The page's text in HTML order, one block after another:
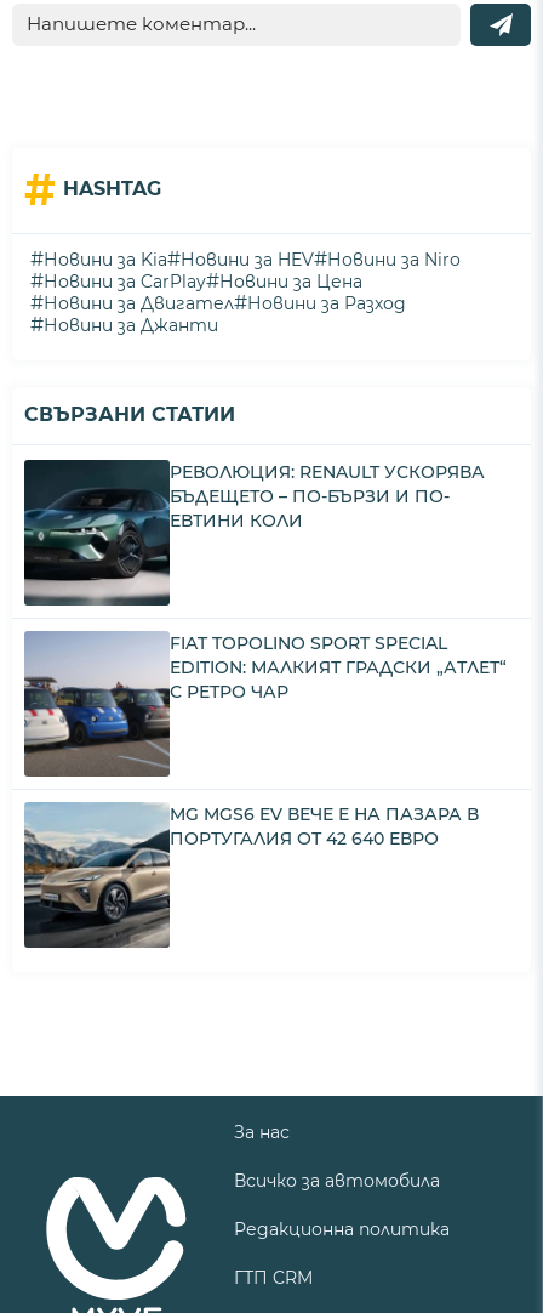
# HASHTAG
#Новини за Kia#Новини за HEV#Новини за Niro
#Новини за CarPlay#Новини за Цена
#Новини за Двигател#Новини за Разход
#Новини за Джанти
СВЪРЗАНИ СТАТИИ
РЕВОЛЮЦИЯ: RENAULT УСКОРЯВА
БЪДЕЩЕТО – ПО-БЪРЗИ И ПО-
ЕВТИНИ КОЛИ
FIAT TOPOLINO SPORT SPECIAL
EDITION: МАЛКИЯТ ГРАДСКИ „АТЛЕТ“
С РЕТРО ЧАР
MG MGS6 EV ВЕЧЕ Е НА ПАЗАРА В
ПОРТУГАЛИЯ ОТ 42 640 ЕВРО
За нас
Всичко за автомобила
Редакционна политика
ГТП CRM